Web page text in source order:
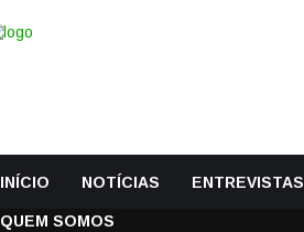
INÍCIO NOTÍCIAS ENTREVISTAS
QUEM SOMOS